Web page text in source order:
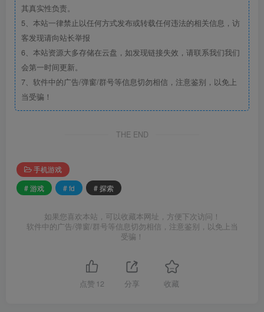
其真实性负责。
5、本站一律禁止以任何方式发布或转载任何违法的相关信息，访
客发现请向站长举报
6、本站资源大多存储在云盘，如发现链接失效，请联系我们我们
会第一时间更新。
7、软件中的广告/弹窗/群号等信息切勿相信，注意鉴别，以免上
当受骗！
THE END
手机游戏
# 游戏
# fd # 探索
如果您喜欢本站，可以收藏本网址，方便下次访问！
软件中的广告/弹窗/群号等信息切勿相信，注意鉴别，以免上当
受骗！
点赞 12 分享 收藏